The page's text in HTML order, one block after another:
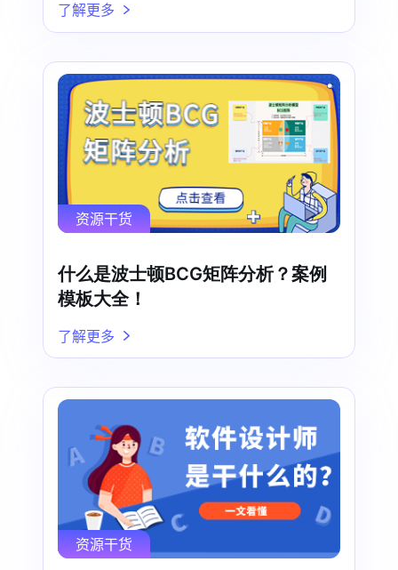
了解更多
资源干货
什么是波士顿BCG矩阵分析？案例
模板大全！
了解更多
资源干货